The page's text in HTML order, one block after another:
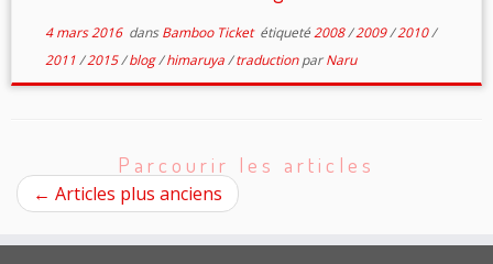
4 mars 2016dansBamboo Ticket étiqueté2008/2009/2010/
2011/2015/blog/himaruya/traductionparNaru
Parcourir les articles
← Articles plus anciens